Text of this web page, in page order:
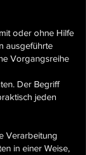
oder ohne Hilfe
ausgeführte
Vorgangsreihe
Der Begriff
jeden
Verarbeitung
in einer Weise,